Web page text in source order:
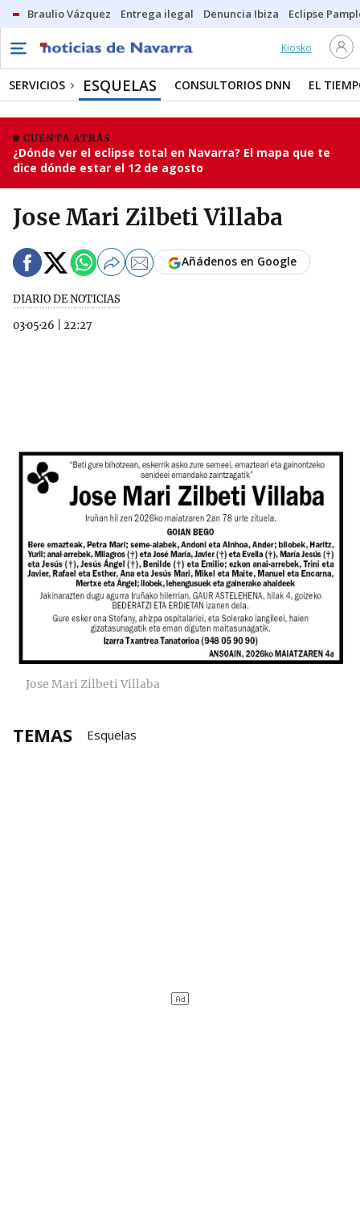
Braulio Vázquez Entrega ilegal Denuncia Ibiza Eclipse
Kiosko
SERVICIOS ESQUELAS CONSULTORIOS DNN EL
CUENTA ATRÁS
¿Dónde ver el eclipse total en Navarra? El mapa que te
dice dónde estar el 12 de agosto
Jose Mari Zilbeti Villaba
DIARIO DE NOTICIAS
03·05·26
22:27
Añádenos en Google
Jose Mari Zilbeti Villaba
TEMAS Esquelas